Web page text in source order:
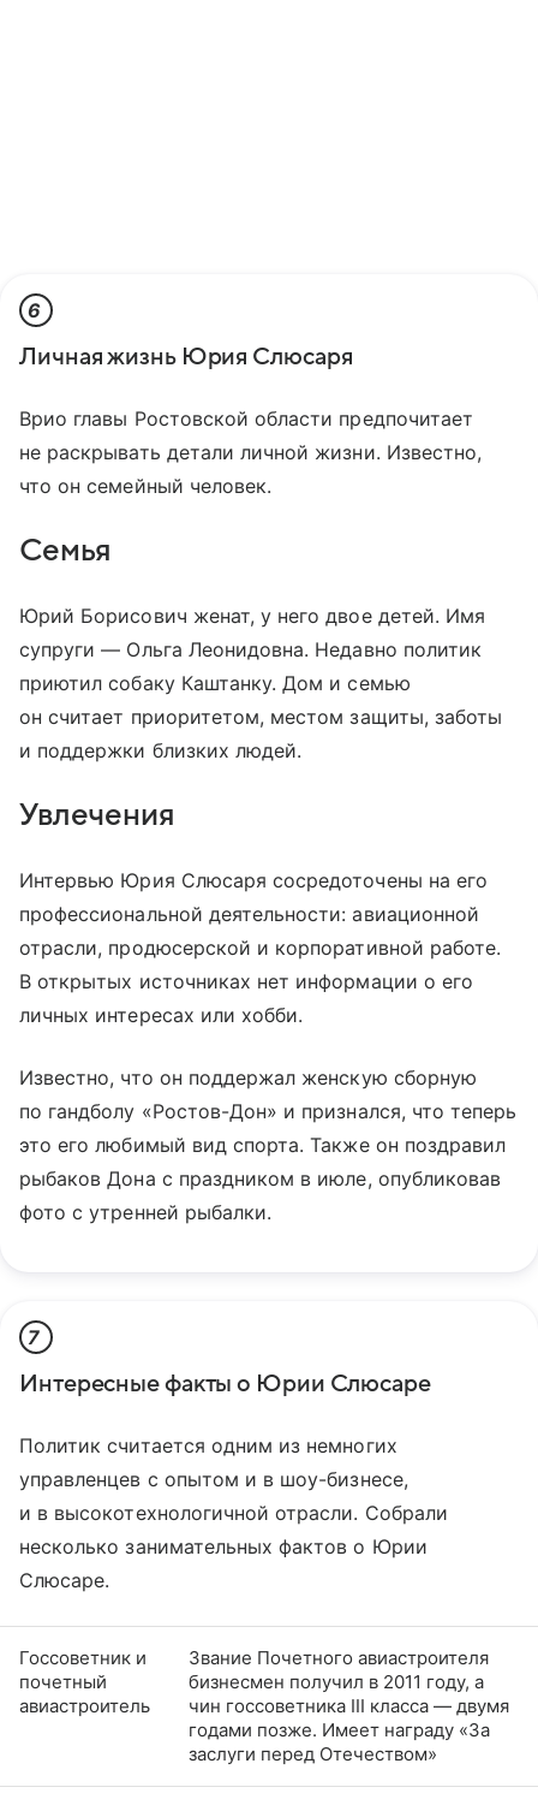
6
Личная жизнь Юрия Слюсаря
Врио главы Ростовской области предпочитает
не раскрывать детали личной жизни. Известно,
что он семейный человек.
Семья
Юрий Борисович женат, у него двое детей. Имя
супруги — Ольга Леонидовна. Недавно политик
приютил собаку Каштанку. Дом и семью
он считает приоритетом, местом защиты, заботы
и поддержки близких людей.
Увлечения
Интервью Юрия Слюсаря сосредоточены на его
профессиональной деятельности: авиационной
отрасли, продюсерской и корпоративной работе.
В открытых источниках нет информации о его
личных интересах или хобби.
Известно, что он поддержал женскую сборную
по гандболу «Ростов-Дон» и признался, что теперь
это его любимый вид спорта. Также он поздравил
рыбаков Дона с праздником в июле, опубликовав
фото с утренней рыбалки.
7
Интересные факты о Юрии Слюсаре
Политик считается одним из немногих
управленцев с опытом и в шоу-бизнесе,
и в высокотехнологичной отрасли. Собрали
несколько занимательных фактов о Юрии
Слюсаре.
Госсоветник и
почетный
авиастроитель
Звание Почетного авиастроителя
бизнесмен получил в 2011 году, а
чин госсоветника III класса — двумя
годами позже. Имеет награду «За
заслуги перед Отечеством»